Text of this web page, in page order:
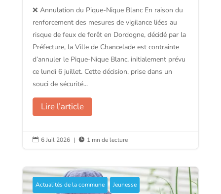
❌ Annulation du Pique-Nique Blanc En raison du
renforcement des mesures de vigilance liées au
risque de feux de forêt en Dordogne, décidé par la
Préfecture, la Ville de Chancelade est contrainte
d’annuler le Pique-Nique Blanc, initialement prévu
ce lundi 6 juillet. Cette décision, prise dans un
souci de sécurité...
Lire l’article
 6 Juil 2026 |  1 mn de lecture
Actualités de la commune Jeunesse